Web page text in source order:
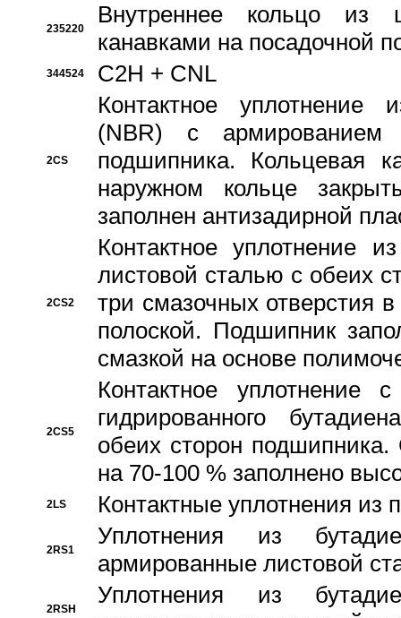
235220
Внутреннее кольцо из
канавками на посадочной
344524 C2H + CNL
2CS
Контактное уплотнение
(NBR) с
подшипника. Кольцевая
наружном кольце
заполнен антизадирной
2CS2
Контактное уплотнение
листовой сталью с обеих
три смазочных отверстия
полоской. Подшипник
смазкой на основе
2CS5
Контактное уплотнение
гидрированного
обеих сторон
на 70-100 % заполнено
2LS Контактные уплотнения из
2RS1
Уплотнения из
армированные листовой
2RSH
Уплотнения из